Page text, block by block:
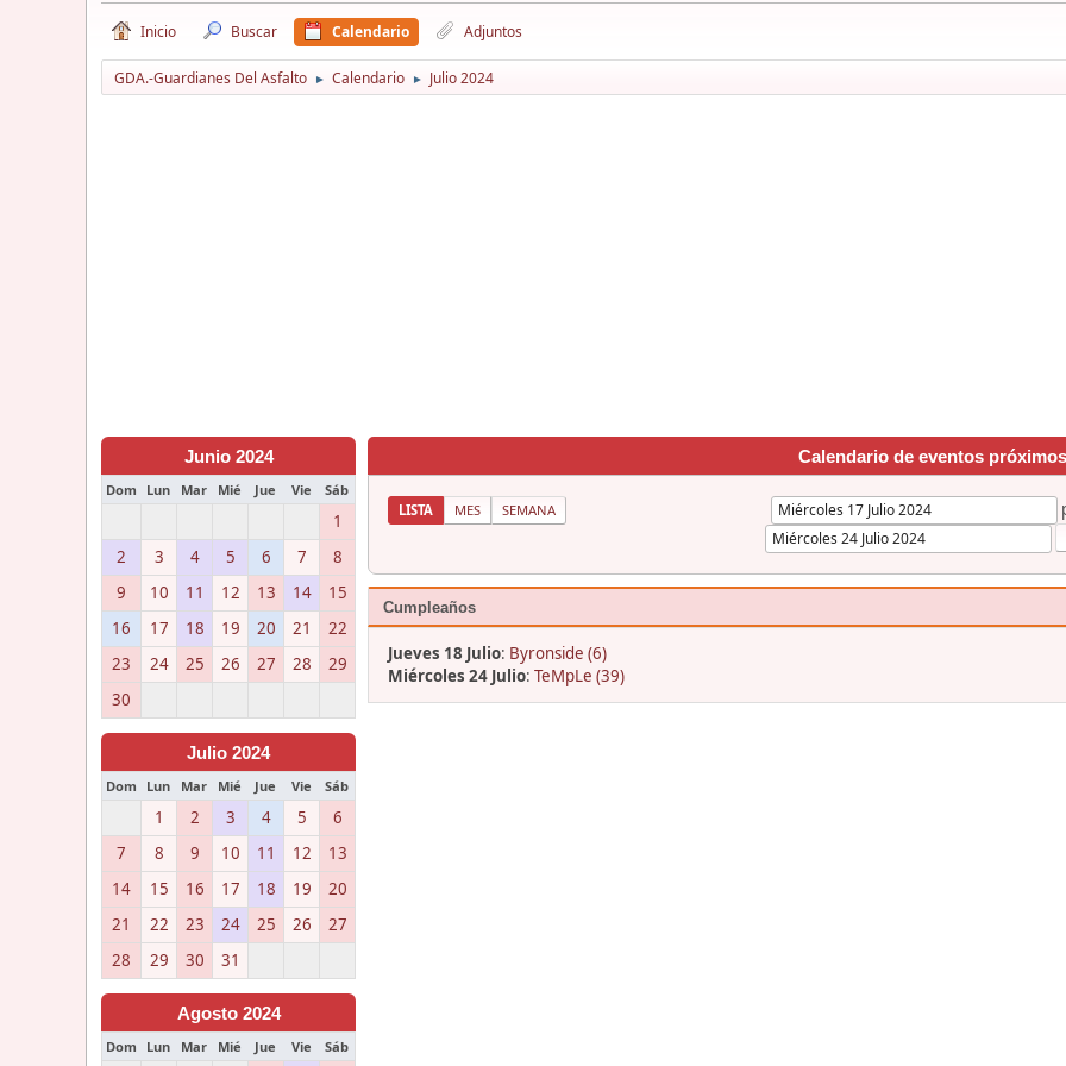
Inicio Buscar Calendario Adjuntos
GDA.-Guardianes Del Asfalto ► Calendario ► Julio 2024
Junio 2024
Dom Lun Mar Mié Jue Vie Sáb
1
2
3 4 5 6 7
8
9
10 11 12 13 14
15
16
17 18 19 20 21
22
23
24 25 26 27 28
29
30
Julio 2024
Dom Lun Mar Mié Jue Vie Sáb
1 2 3 4 5
6
7
8 9 10 11 12
13
14
15 16 17 18 19
20
21
22 23 24 25 26
27
28
29 30 31
Agosto 2024
Dom Lun Mar Mié Jue Vie Sáb
Calendario de eventos próximos
LISTA MES SEMANA
Cumpleaños
Jueves 18 Julio: Byronside (6)
Miércoles 24 Julio: TeMpLe (39)